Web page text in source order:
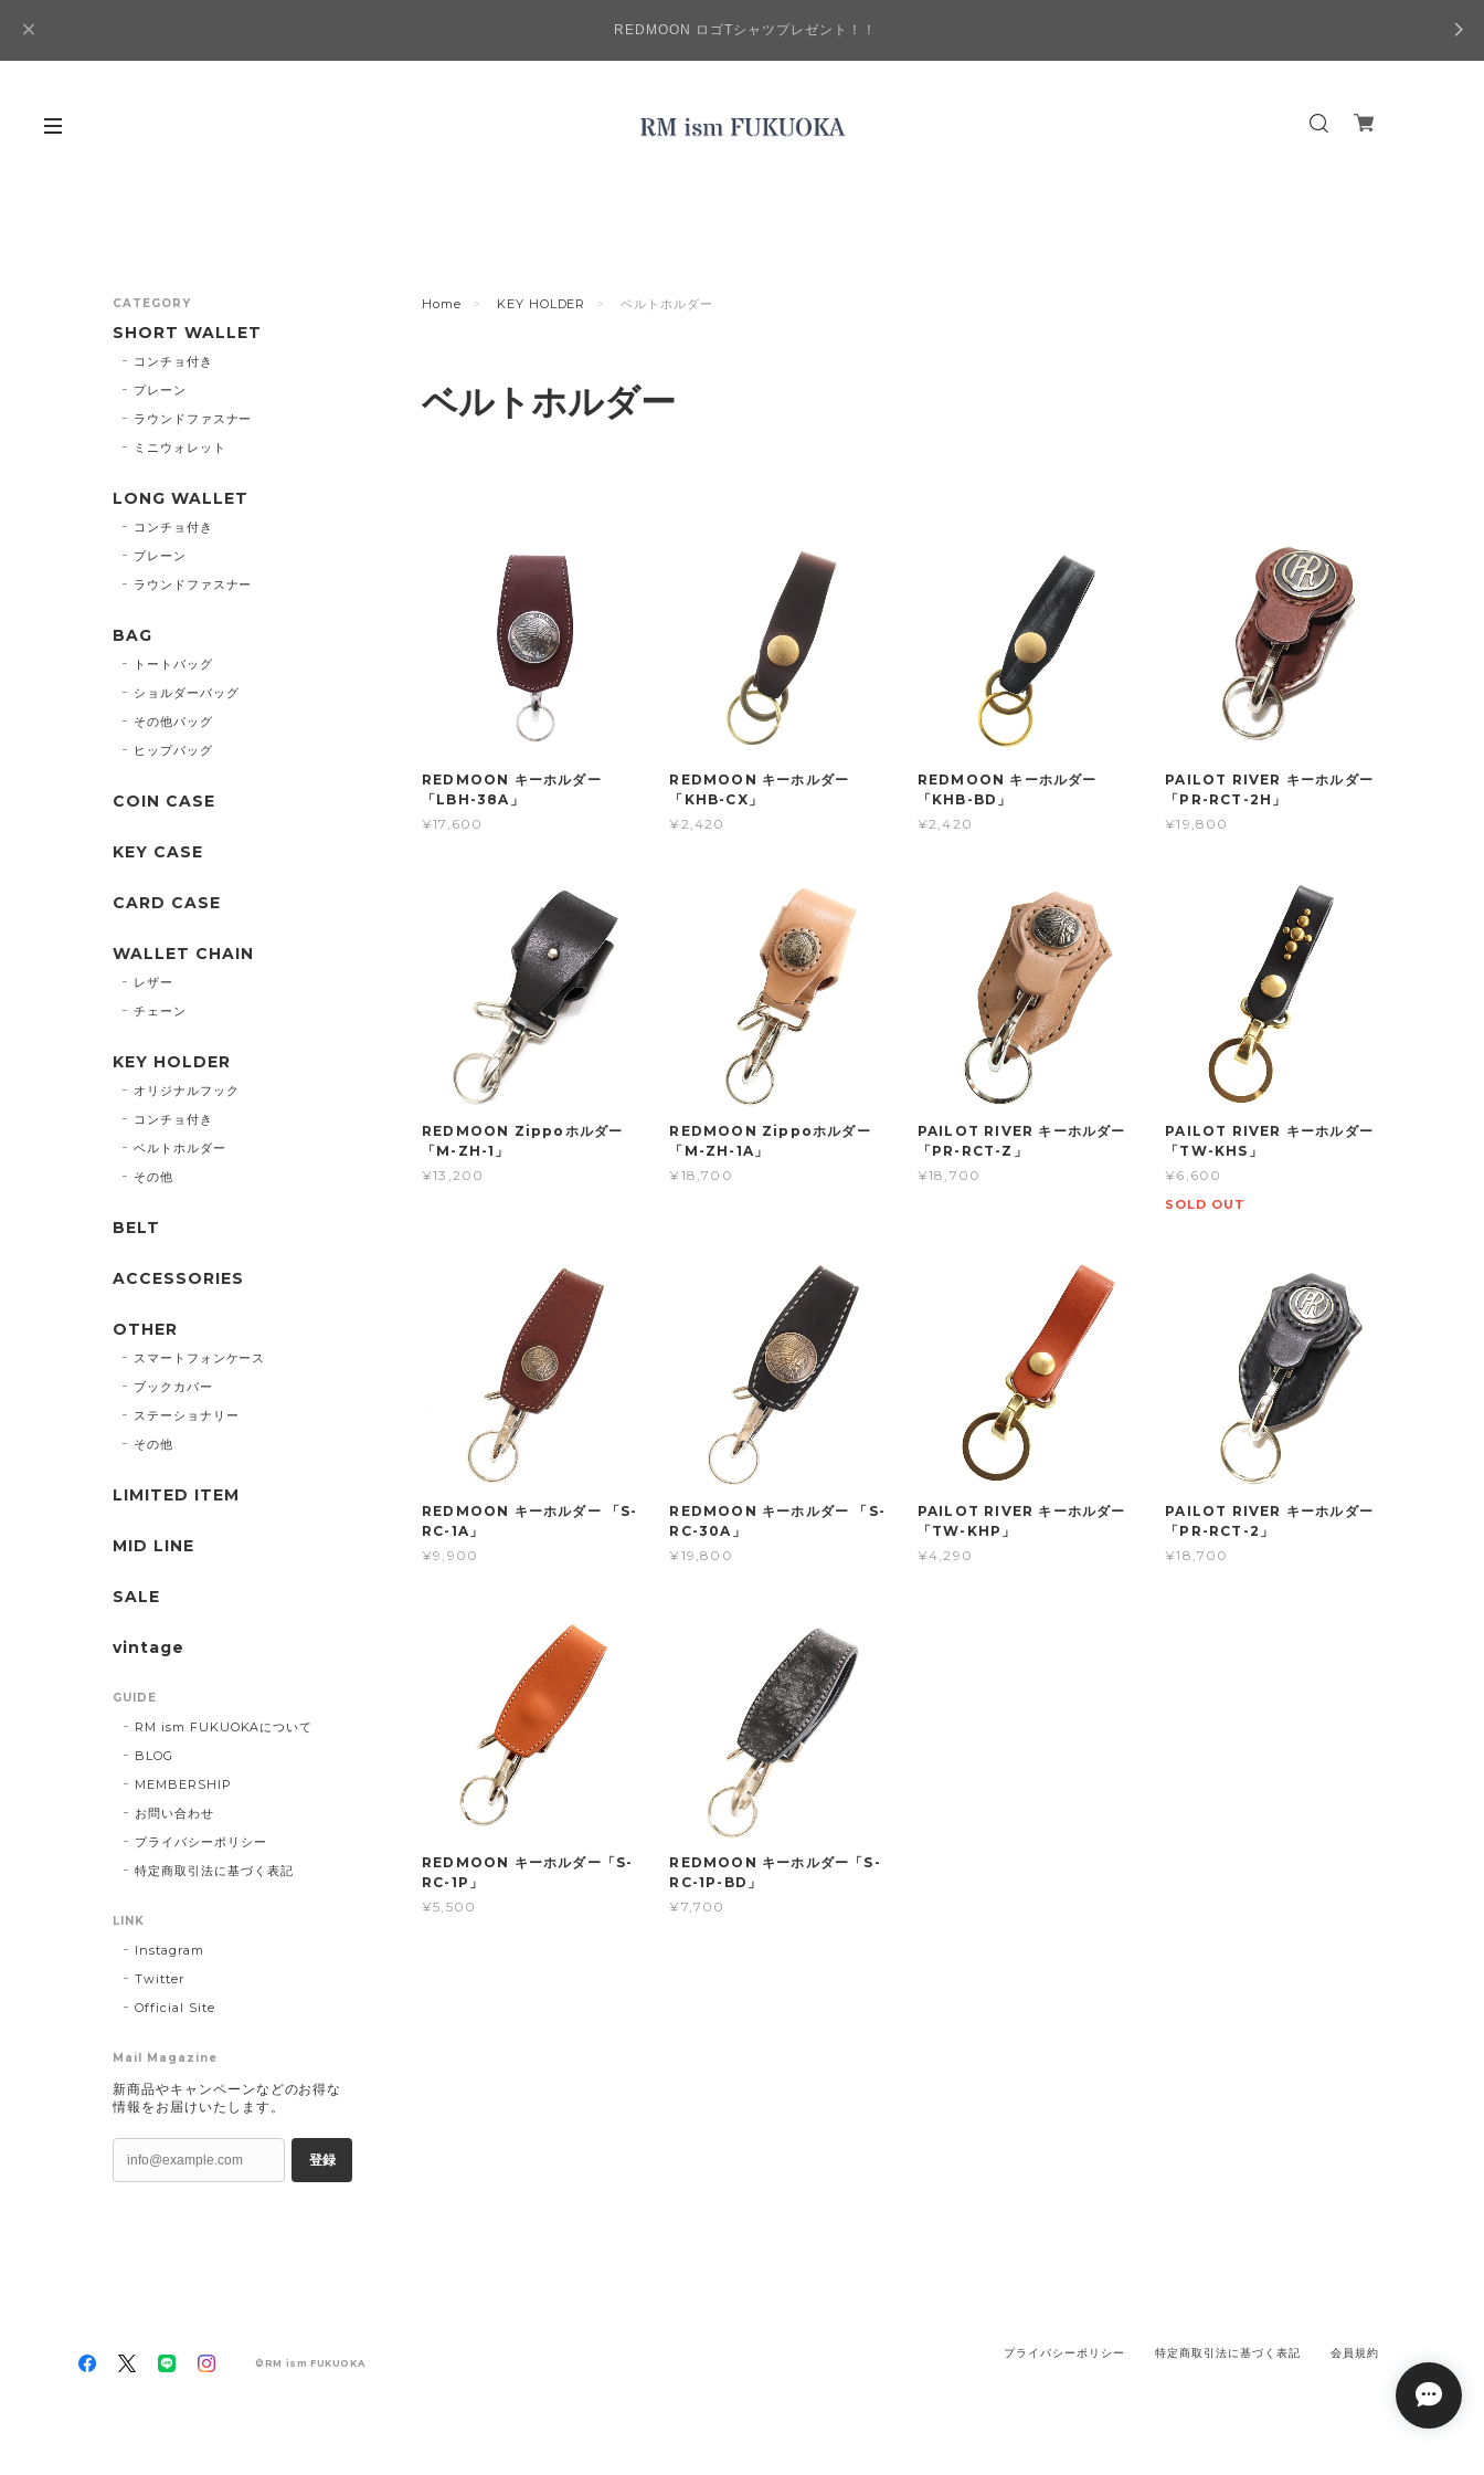
REDMOON ロゴTシャツプレゼント！！
Home KEY HOLDER ベルトホルダー
ベルトホルダー
REDMOON キーホルダー
「LBH-38A」
¥17,600
REDMOON キーホルダー
「KHB-CX」
¥2,420
REDMOON キーホルダー
「KHB-BD」
¥2,420
PAILOT RIVER キーホルダー
「PR-RCT-2H」
¥19,800
REDMOON Zippoホルダー
「M-ZH-1」
¥13,200
REDMOON Zippoホルダー
「M-ZH-1A」
¥18,700
PAILOT RIVER キーホルダー
「PR-RCT-Z」
¥18,700
PAILOT RIVER キーホルダー
「TW-KHS」
¥6,600
SOLD OUT
REDMOON キーホルダー 「S-
RC-1A」
¥9,900
REDMOON キーホルダー 「S-
RC-30A」
¥19,800
PAILOT RIVER キーホルダー
「TW-KHP」
¥4,290
PAILOT RIVER キーホルダー
「PR-RCT-2」
¥18,700
REDMOON キーホルダー「S-
RC-1P」
¥5,500
REDMOON キーホルダー「S-
RC-1P-BD」
¥7,700
CATEGORY
SHORT WALLET
コンチョ付き
プレーン
ラウンドファスナー
ミニウォレット
LONG WALLET
コンチョ付き
プレーン
ラウンドファスナー
BAG
トートバッグ
ショルダーバッグ
その他バッグ
ヒップバッグ
COIN CASE
KEY CASE
CARD CASE
WALLET CHAIN
レザー
チェーン
KEY HOLDER
オリジナルフック
コンチョ付き
ベルトホルダー
その他
BELT
ACCESSORIES
OTHER
スマートフォンケース
ブックカバー
ステーショナリー
その他
LIMITED ITEM
MID LINE
SALE
vintage
GUIDE
RM ism FUKUOKAについて
BLOG
MEMBERSHIP
お問い合わせ
プライバシーポリシー
特定商取引法に基づく表記
LINK
Instagram
Twitter
Official Site
Mail Magazine
新商品やキャンペーンなどのお得な
情報をお届けいたします。
登録
プライバシーポリシー 特定商取引法に基づく表記 会員規約
©RM ism FUKUOKA